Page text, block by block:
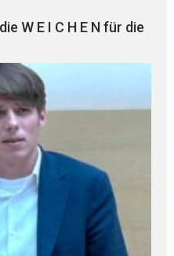
W E I C H E N für die